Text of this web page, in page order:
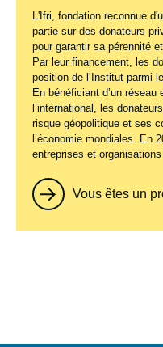
L'Ifri, fondation reconnue
partie sur des donateurs
pour garantir sa pérennité
Par leur financement, les
position de l’Institut parmi
En bénéficiant d’un réseau
l’international, les
risque géopolitique et ses
l’économie mondiales. En
entreprises et
Vous êtes un